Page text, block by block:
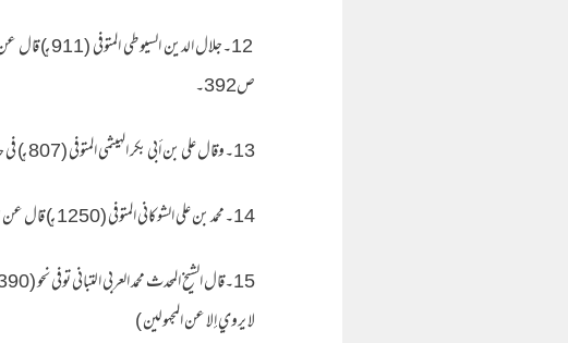
ص392۔
13۔وقال علي بن أبي بكر الهيثمي المتوفى (807 هـ) في حديث ضعفه لأجل سيف قال : ( وفيه سيف بن عمر متروك ) فيض القدير شرح الجامع الصغير للمناوي ج1 ص460 ۔
14۔محمد بن علي الشوكاني المتوفى (1250 هـ) قال عن سيف : في سند هو فيه : ( وفي إسناده سيف بن عمر ، وهو وضاع ). الفوائد المجموعة في الأحاديث الموضوعة ص 491
لا يروي إلا عن المجهولين )